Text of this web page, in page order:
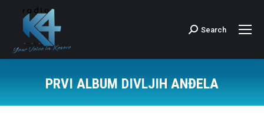
Search:
Search
PRVI ALBUM DIVLJIH ANĐELA